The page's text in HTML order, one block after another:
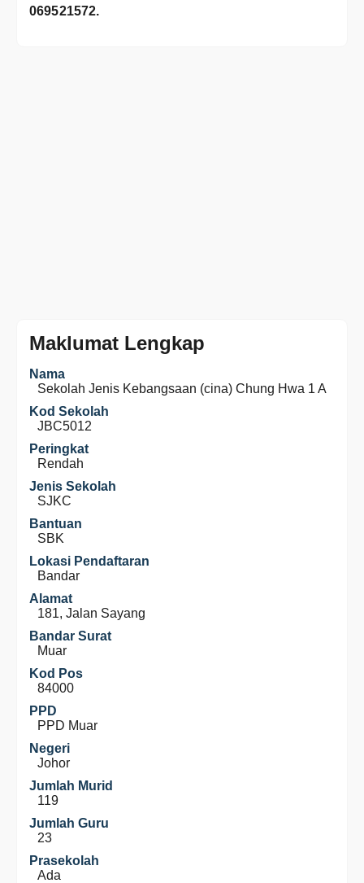
069521572.
Maklumat Lengkap
Nama
Sekolah Jenis Kebangsaan (cina) Chung Hwa 1 A
Kod Sekolah
JBC5012
Peringkat
Rendah
Jenis Sekolah
SJKC
Bantuan
SBK
Lokasi Pendaftaran
Bandar
Alamat
181, Jalan Sayang
Bandar Surat
Muar
Kod Pos
84000
PPD
PPD Muar
Negeri
Johor
Jumlah Murid
119
Jumlah Guru
23
Prasekolah
Ada